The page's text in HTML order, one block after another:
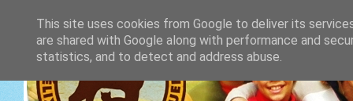
This site uses cookies from Google to deliver its
are shared with Google along with performance and
statistics, and to detect and address abuse.